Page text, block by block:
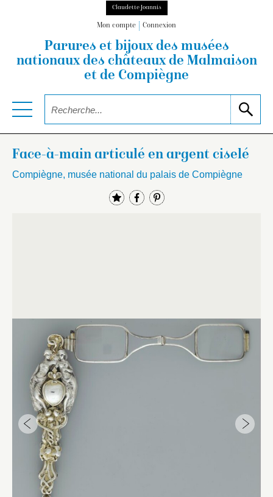
Claudette Joannis
Mon compte Connexion
Parures et bijoux des musées
nationauxdes châteaux de Malmaison
et de Compiègne
Face-à-main articulé en argent ciselé
Compiègne, musée national du palais de Compiègne